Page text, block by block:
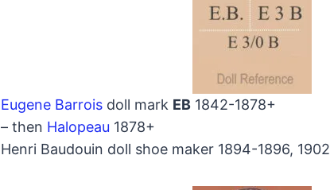
Eugene Barrois doll mark EB 1842-1878+
– then Halopeau 1878+
Henri Baudouin doll shoe maker 1894-1896, 1902